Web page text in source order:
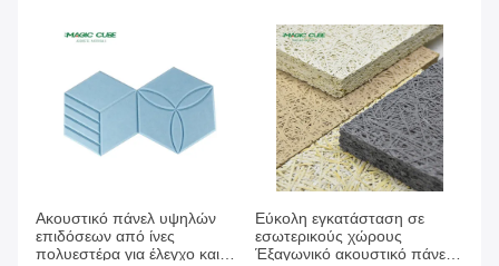
Ακουστικό πάνελ υψηλών
επιδόσεων από ίνες
πολυεστέρα για έλεγχο και
Εύκολη εγκατάσταση σε
εσωτερικούς χώρους
Έξαγωνικό ακουστικό πάνελ